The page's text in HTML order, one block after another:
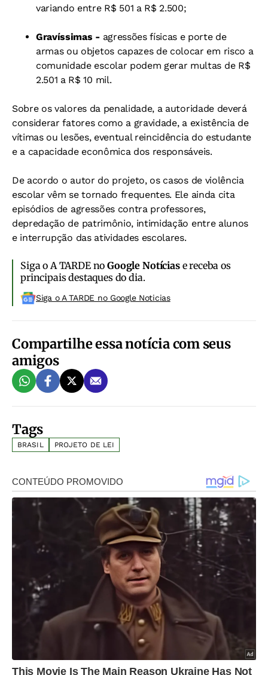
variando entre R$ 501 a R$ 2.500;
Gravíssimas -agressões físicas e porte de
armas ou objetos capazes de colocar em risco a
comunidade escolar podem gerar multas de R$
2.501 a R$ 10 mil.
Sobre os valores da penalidade, a autoridade deverá
considerar fatores como a gravidade, a existência de
vítimas ou lesões, eventual reincidência do estudante
e a capacidade econômica dos responsáveis.
De acordo o autor do projeto, os casos de violência
escolar vêm se tornado frequentes. Ele ainda cita
episódios de agressões contra professores,
depredação de patrimônio, intimidação entre alunos
e interrupção das atividades escolares.
Siga o A TARDE noGoogle Notíciase receba os
principais destaques do dia.
Siga o A TARDE no Google Noticias
Compartilhe essa notícia com seus
amigos
Tags
BRASIL PROJETO DE LEI